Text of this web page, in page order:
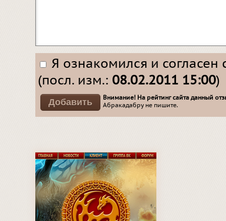
Я ознакомился и согласен
(посл. изм.: 08.02.2011 15:00)
Внимание! На рейтинг сайта данный
Абракадабру не пишите.